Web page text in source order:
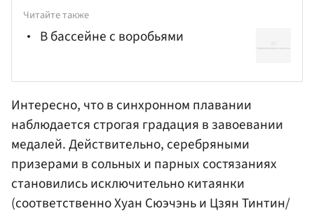
Читайте также
В бассейне с воробьями
Интересно, что в синхронном плавании
наблюдается строгая градация в завоевании
медалей. Действительно, серебряными
призерами в сольных и парных состязаниях
становились исключительно китаянки
(соответственноХуан Сюэчэньи Цзян Тинтин/